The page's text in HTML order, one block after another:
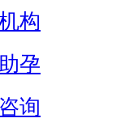
构
孕
询